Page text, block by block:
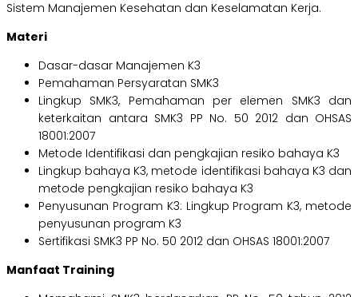
Sistem Manajemen Kesehatan dan Keselamatan Kerja.
Materi
Dasar-dasar Manajemen K3
Pemahaman Persyaratan SMK3
Lingkup SMK3, Pemahaman per elemen SMK3 dan
keterkaitan antara SMK3 PP No. 50 2012 dan OHSAS
18001:2007
Metode Identifikasi dan pengkajian resiko bahaya K3
Lingkup bahaya K3, metode identifikasi bahaya K3 dan
metode pengkajian resiko bahaya K3
Penyusunan Program K3: Lingkup Program K3, metode
penyusunan program K3
Sertifikasi SMK3 PP No. 50 2012 dan OHSAS 18001:2007
Manfaat Training